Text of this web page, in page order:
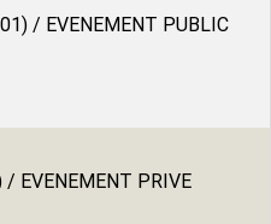
/ EVENEMENT PUBLIC
/ EVENEMENT PRIVE